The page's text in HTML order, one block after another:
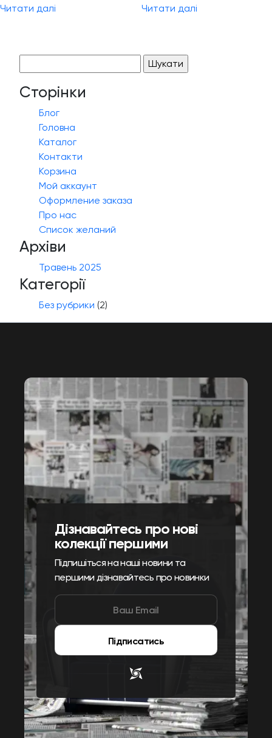
Читати далі Читати далі
Сторінки
Блог
Головна
Каталог
Контакти
Корзина
Мой аккаунт
Оформление заказа
Про нас
Список желаний
Архіви
Травень 2025
Категорії
Без рубрики (2)
Дізнавайтесь про нові
колекції першими
Підпишіться на наші новини та
першими дізнавайтесь про новинки
Підписатись